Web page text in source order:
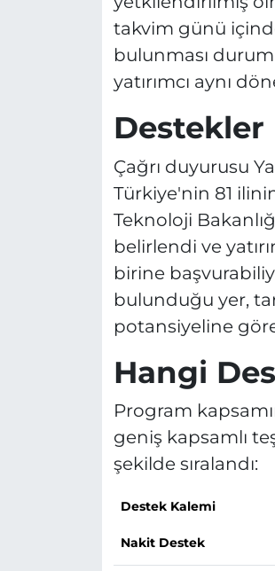
takvim günü
bulunması
yatırımcı aynı
Destekler
Çağrı duyurusu
Türkiye'nin 81
Teknoloji
belirlendi ve
birine
bulunduğu yer,
potansiyeline
Hangi
Program
geniş kapsamlı
şekilde sıralandı:
Destek Kalemi
Nakit Destek